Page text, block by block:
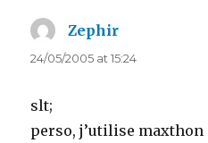
Zephir
24/05/2005 at 15:24
slt;
perso, j’utilise